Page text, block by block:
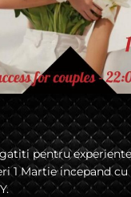
pentru
1 Martie incepand cu